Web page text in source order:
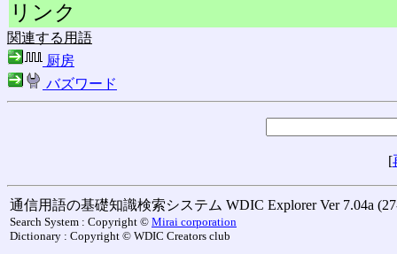
リンク
関連する用語
厨房
バズワード
[
通信用語の基礎知識検索システム WDIC Explorer Ver 7.04a
Search System : Copyright © Mirai corporation
Dictionary : Copyright © WDIC Creators club